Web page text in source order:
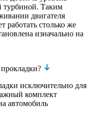
турбиной. Таким
двигателя
работать столько же
изначально на
исключительно для
комплект
автомобиль